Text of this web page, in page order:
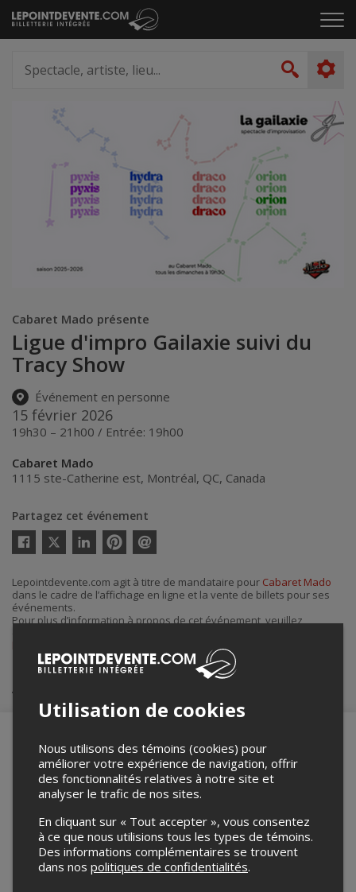
Passer
au
le
artiste,
lieu...
Cabaret Mado présente
Ligue d'impro Gailaxie suivi du
Tracy Show
Événement en personne
15 février 2026
19h30 – 21h00 / Entrée: 19h00
Cabaret Mado
1115 ste-Catherine est, Montréal, QC, Canada
Partagez cet événement
Twitter
courriel
Lepointdevente.com agit à titre de mandataire pour Cabaret Mado
dans le cadre de l’affichage en ligne et la vente de billets pour ses
événements.
Pour plus d’information à propos de cet événement, veuillez
Achat de billets
Merci de confirmer que vous n'êtes pas un
robot ci-bas.
Utilisation de cookies
Nous utilisons des témoins (cookies) pour
améliorer votre expérience de navigation, offrir
des fonctionnalités relatives à notre site et
analyser le trafic de nos sites.
En cliquant sur « Tout accepter », vous consentez
à ce que nous utilisions tous les types de témoins.
Des informations complémentaires se trouvent
dans nos politiques de confidentialités.